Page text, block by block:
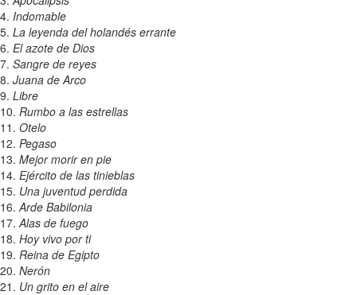
4. Indomable
5. La leyenda del holandés errante
6. El azote de Dios
7. Sangre de reyes
8. Juana de Arco
9. Libre
10. Rumbo a las estrellas
11. Otelo
12. Pegaso
13. Mejor morir en pie
14. Ejército de las tinieblas
15. Una juventud perdida
16. Arde Babilonia
17. Alas de fuego
18. Hoy vivo por ti
19. Reina de Egipto
20. Nerón
21. Un grito en el aire